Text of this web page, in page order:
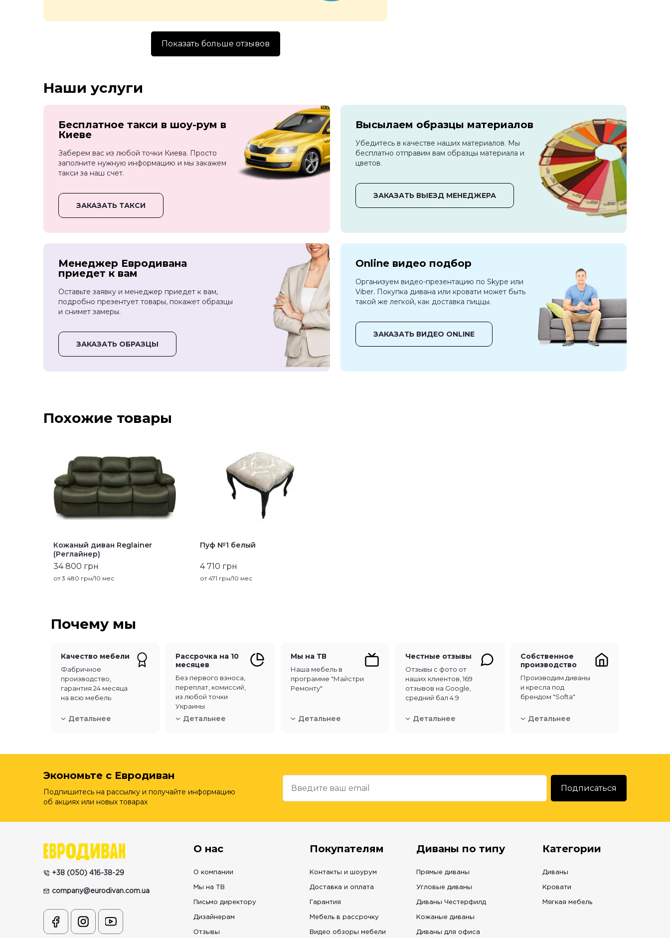
Показать больше отзывов
Наши услуги
Бесплатное такси в шоу-рум в
Киеве
Заберем вас из любой точки Киева. Просто
заполните нужную информацию и мы закажем
такси за наш счет.
ЗАКАЗАТЬ ТАКСИ
Высылаем образцы материалов
Убедитесь в качестве наших материалов. Мы
бесплатно отправим вам образцы материала и
цветов.
ЗАКАЗАТЬ ВЫЕЗД МЕНЕДЖЕРА
Менеджер Евродивана
приедет к вам
Оставьте заявку и менеджер приедет к вам,
подробно презентует товары, покажет образцы
и снимет замеры.
ЗАКАЗАТЬ ОБРАЗЦЫ
Online видео подбор
Организуем видео-презентацию по Skype или
Viber. Покупка дивана или кровати может быть
такой же легкой, как доставка пиццы.
ЗАКАЗАТЬ ВИДЕО ONLINE
Похожие товары
Кожаный диван Reglainer
(Реглайнер)
34 800 грн
от3 480 грн/10 мес
Пуф №1 белый
4 710 грн
от471 грн/10 мес
Почему мы
Качество мебели
Фабричное
производство,
гарантия 24 месяца
на всю мебель
Детальнее
Рассрочка на 10
месяцев
Без первого взноса,
переплат, комиссий,
из любой точки
Украины
Детальнее
Мы на ТВ
Наша мебель в
программе "Майстри
Ремонту"
Детальнее
Честные отзывы
Отзывы с фото от
наших клиентов, 169
отзывов на Google,
средний бал 4.9
Детальнее
Собственное
производство
Производим диваны
и кресла под
брендом "Softa"
Детальнее
Экономьте с Евродиван
Подпишитесь на рассылку и получайте информацию
об акциях или новых товарах
+38 (050) 416-38-29
company@eurodivan.com.ua
О нас
О компании
Мы на ТВ
Письмо директору
Дизайнерам
Отзывы
Покупателям
Контакты и шоурум
Доставка и оплата
Гарантия
Мебель в рассрочку
Видео обзоры мебели
Диваны по типу
Прямые диваны
Угловые диваны
Диваны Честерфилд
Кожаные диваны
Диваны для офиса
Категории
Диваны
Кровати
Мягкая мебель